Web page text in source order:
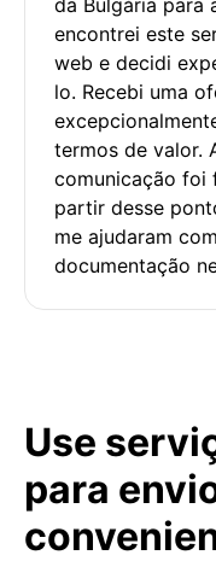
encontrei este
web e decidi
lo. Recebi uma
termos de valor.
comunicação foi
partir desse
me ajudaram
documentação
Use
para